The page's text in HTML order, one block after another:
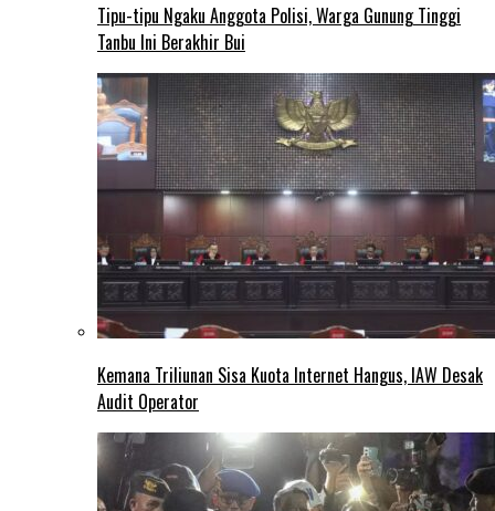
Tipu-tipu Ngaku Anggota Polisi, Warga Gunung Tinggi
Tanbu Ini Berakhir Bui
Kemana Triliunan Sisa Kuota Internet Hangus, IAW Desak
Audit Operator